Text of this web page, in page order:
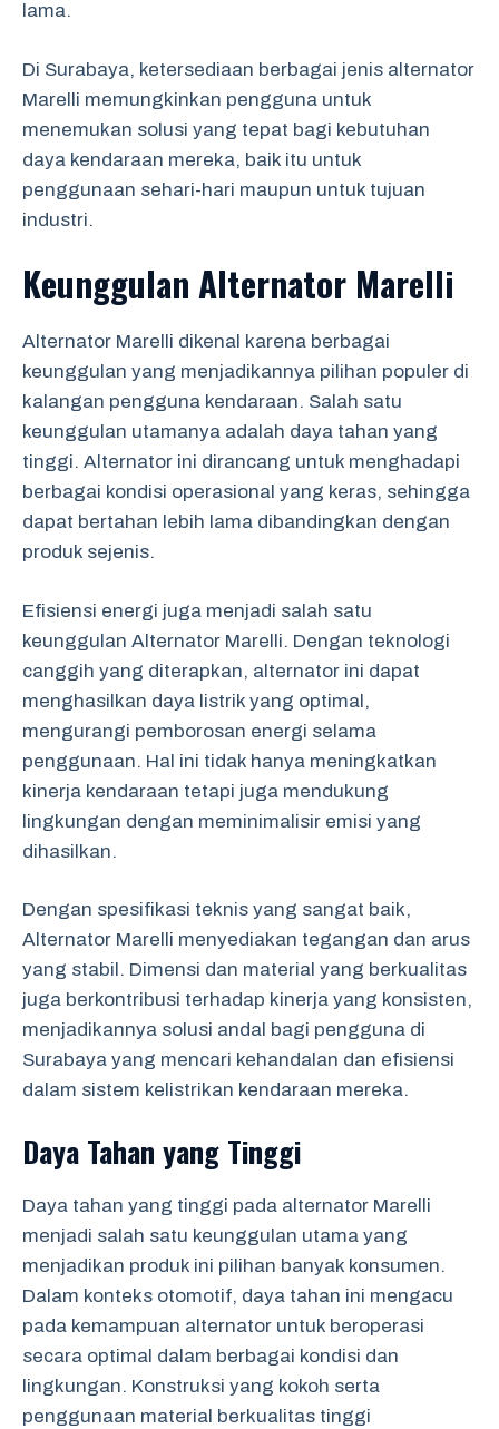
lama.
Di Surabaya, ketersediaan berbagai jenis alternator
Marelli memungkinkan pengguna untuk
menemukan solusi yang tepat bagi kebutuhan
daya kendaraan mereka, baik itu untuk
penggunaan sehari-hari maupun untuk tujuan
industri.
Keunggulan Alternator Marelli
Alternator Marelli dikenal karena berbagai
keunggulan yang menjadikannya pilihan populer di
kalangan pengguna kendaraan. Salah satu
keunggulan utamanya adalah daya tahan yang
tinggi. Alternator ini dirancang untuk menghadapi
berbagai kondisi operasional yang keras, sehingga
dapat bertahan lebih lama dibandingkan dengan
produk sejenis.
Efisiensi energi juga menjadi salah satu
keunggulan Alternator Marelli. Dengan teknologi
canggih yang diterapkan, alternator ini dapat
menghasilkan daya listrik yang optimal,
mengurangi pemborosan energi selama
penggunaan. Hal ini tidak hanya meningkatkan
kinerja kendaraan tetapi juga mendukung
lingkungan dengan meminimalisir emisi yang
dihasilkan.
Dengan spesifikasi teknis yang sangat baik,
Alternator Marelli menyediakan tegangan dan arus
yang stabil. Dimensi dan material yang berkualitas
juga berkontribusi terhadap kinerja yang konsisten,
menjadikannya solusi andal bagi pengguna di
Surabaya yang mencari kehandalan dan efisiensi
dalam sistem kelistrikan kendaraan mereka.
Daya Tahan yang Tinggi
Daya tahan yang tinggi pada alternator Marelli
menjadi salah satu keunggulan utama yang
menjadikan produk ini pilihan banyak konsumen.
Dalam konteks otomotif, daya tahan ini mengacu
pada kemampuan alternator untuk beroperasi
secara optimal dalam berbagai kondisi dan
lingkungan. Konstruksi yang kokoh serta
penggunaan material berkualitas tinggi